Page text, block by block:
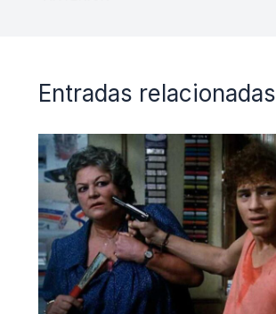
Entradas relacionadas